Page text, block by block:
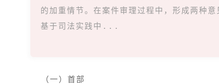
的加重情节。在案件审理过程中，形成两种
基于司法实践中...
（一）首部